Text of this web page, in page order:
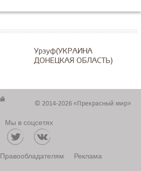
Урзуф(УКРАИНА
ДОНЕЦКАЯ ОБЛАСТЬ)
© 2014-2026 «Прекрасный мир»
Мы в соцсетях
Правообладателям Реклама